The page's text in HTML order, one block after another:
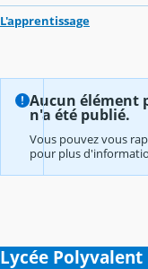
L'apprentissage
Aucun élément
n'a été publié.
Vous pouvez vous
pour plus
Lycée